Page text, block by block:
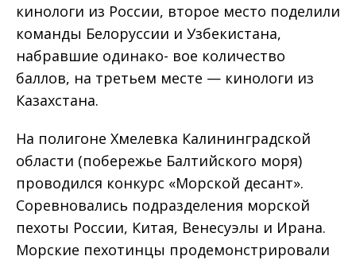
кинологи из России, второе место поделили
команды Белоруссии и Узбекистана,
набравшие одинако- вое количество
баллов, на третьем месте — кинологи из
Казахстана.
На полигоне Хмелевка Калининградской
области (побережье Балтийского моря)
проводился конкурс «Морской десант».
Соревновались подразделения морской
пехоты России, Китая, Венесуэлы и Ирана.
Морские пехотинцы продемонстрировали